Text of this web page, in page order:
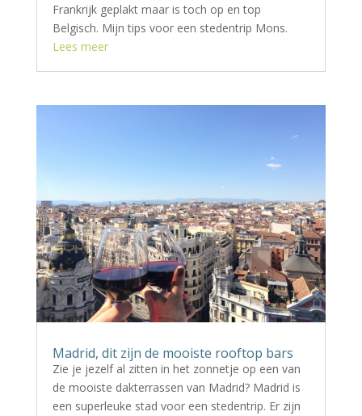
Frankrijk geplakt maar is toch op en top
Belgisch. Mijn tips voor een stedentrip Mons.
Lees meer
Madrid, dit zijn de mooiste rooftop bars
Zie je jezelf al zitten in het zonnetje op een van
de mooiste dakterrassen van Madrid? Madrid is
een superleuke stad voor een stedentrip. Er zijn